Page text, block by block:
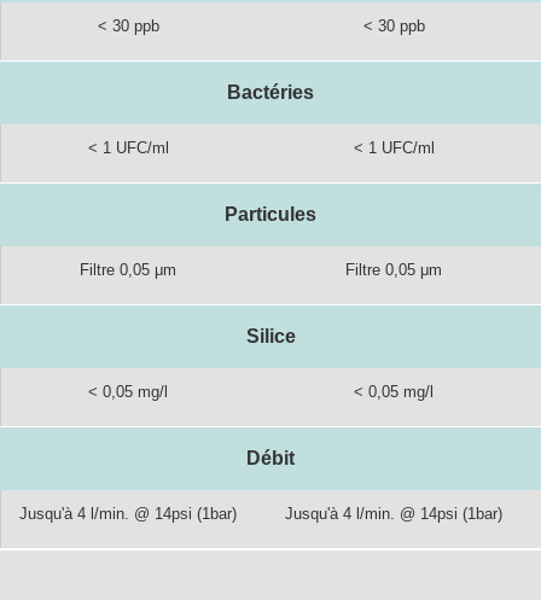
< 30 ppb < 30 ppb
Bactéries
< 1 UFC/ml < 1 UFC/ml
Particules
Filtre 0,05 μm Filtre 0,05 μm
Silice
< 0,05 mg/l < 0,05 mg/l
Débit
Jusqu'à 4 l/min. @ 14psi (1bar) Jusqu'à 4 l/min. @ 14psi (1bar)